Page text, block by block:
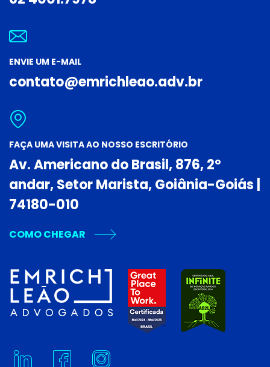
ENVIE UM E-MAIL
contato@emrichleao.adv.br
FAÇA UMA VISITA AO NOSSO ESCRITÓRIO
Av. Americano do Brasil, 876, 2º
andar, Setor Marista, Goiânia-Goiás |
74180-010
COMO CHEGAR